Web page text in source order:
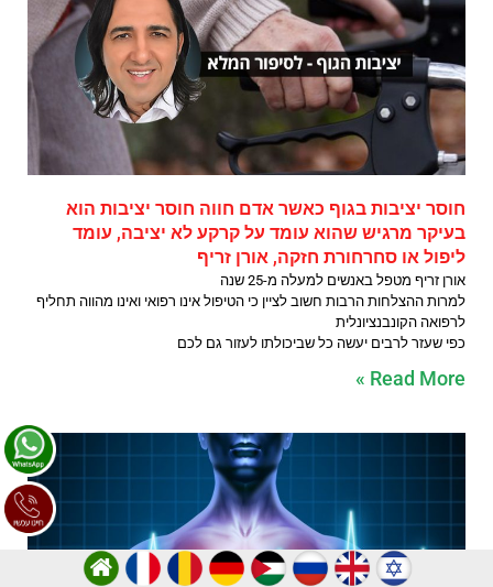
חוסר יציבות בגוף כאשר אדם חווה חוסר יציבות הוא
בעיקר מרגיש שהוא עומד על קרקע לא יציבה, עומד
ליפול או סחרחורת חזקה, אורן זריף
אורן זריף מטפל באנשים למעלה מ-25 שנה
למרות ההצלחות הרבות חשוב לציין כי הטיפול אינו רפואי ואינו מהווה תחליף
לרפואה הקונבנציונלית
כפי שעזר לרבים יעשה כל שביכולתו לעזור גם לכם
Read More »